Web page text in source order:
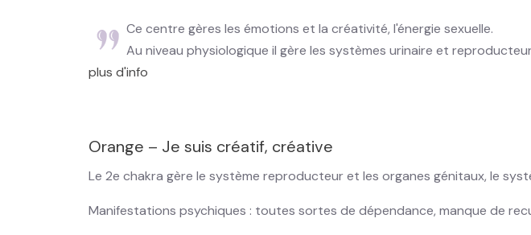
Ce centre gères les émotions et la créativité, l'énergie sexuelle.
Au niveau physiologique il gère les systèmes urinaire et
plus d'info
Orange – Je suis créatif, créative
Le 2e chakra gère le système reproducteur et les organes génitaux, le
Manifestations psychiques : toutes sortes de dépendance, manque de